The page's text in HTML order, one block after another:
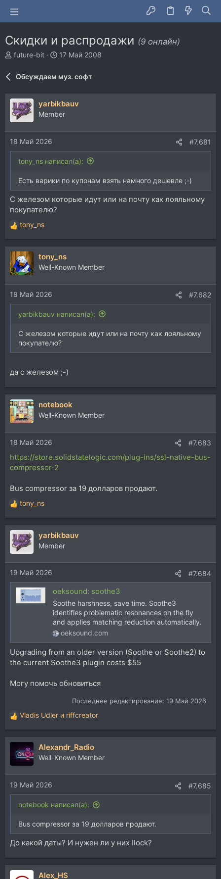
Скидки и распродажи (9 онлайн)
А
т
р
т
е
м
future-bit
Д
н
а
17 Май 2008
Обсуждаем муз. софт
yarbikbauv
Member
18 Май 2026 #7.681
tony_ns написал(а):
Есть варики по купонам взять намного дешевле ;-)
С железом которые идут или на почту как лояльному
покупателю?
Р
е
а
к
ц
и
и
:
tony_ns
tony_ns
Well-Known Member
18 Май 2026 #7.682
yarbikbauv написал(а):
С железом которые идут или на почту как лояльному
покупателю?
да с железом ;-)
notebook
Well-Known Member
18 Май 2026 #7.683
https://store.solidstatelogic.com/plug-ins/ssl-native-bus-
compressor-2
Bus compressor за 19 долларов продают.
Р
е
а
к
ц
и
и
:
tony_ns
yarbikbauv
Member
19 Май 2026 #7.684
oeksound: soothe3
Soothe harshness, save time. Soothe3
identifies problematic resonances on the fly
and applies matching reduction automatically.
oeksound.com
Upgrading from an older version (Soothe or Soothe2) to
the current Soothe3 plugin costs $55
Могу помочь обновиться
Последнее редактирование: 19 Май 2026
Р
е
а
и
и
:
Vladis Udler и riffcreator
Alexandr_Radio
Well-Known Member
19 Май 2026 #7.685
notebook написал(а):
Bus compressor за 19 долларов продают.
До какой даты? И нужен ли у них Ilock?
Alex_HS